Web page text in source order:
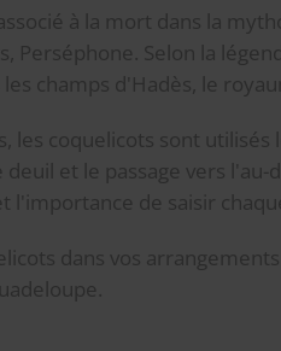
à la mort dans la
Perséphone. Selon la
champs d'Hadès, le
les coquelicots sont utilisés
et le passage vers l'au-
l'importance de saisir
dans vos